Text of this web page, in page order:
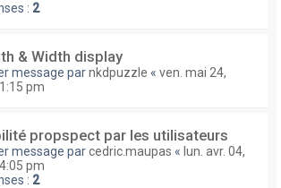
: 2
& Width display
message parnkdpuzzle « ven. mai 24,
pm
propspect par les utilisateurs
message parcedric.maupas « lun. avr. 04,
pm
: 2